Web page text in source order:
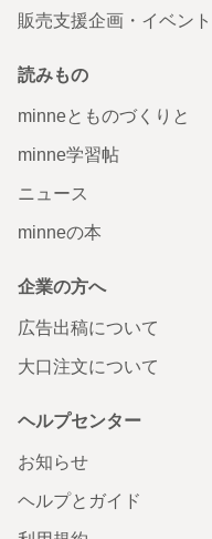
販売支援企画・イベント
読みもの
minneとものづくりと
minne学習帖
ニュース
minneの本
企業の方へ
広告出稿について
大口注文について
ヘルプセンター
お知らせ
ヘルプとガイド